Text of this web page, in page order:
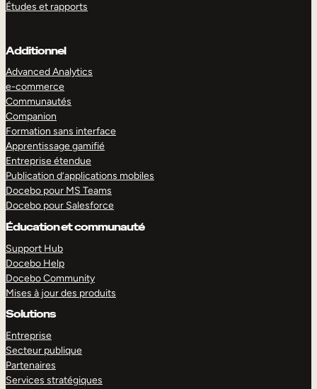
Études et rapports
Additionnel
Advanced Analytics
e-commerce
Communautés
Companion
Formation sans interface
Apprentissage gamifié
Entreprise étendue
Publication d’applications mobiles
Docebo pour MS Teams
Docebo pour Salesforce
Éducation et communauté
Support Hub
Docebo Help
Docebo Community
Mises à jour des produits
Solutions
Entreprise
Secteur publique
Partenaires
Services stratégiques